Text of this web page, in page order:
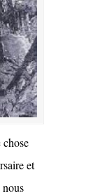
et